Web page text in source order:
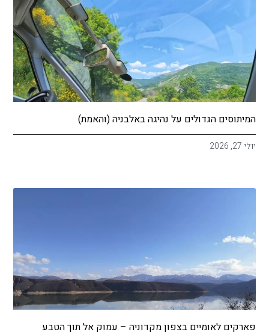
המיתוסים הגדולים על נהיגה באלבניה (והאמת)
יולי 27, 2026
פארקים לאומיים בצפון מקדוניה – עמוק אל תוך הטבע